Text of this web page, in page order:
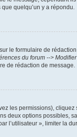
quelqu’un y a répondu.
sur le formulaire de
du forum -->
de rédaction de message.
les permissions), cliquez
deux options possibles,
l’utilisateur », limiter la